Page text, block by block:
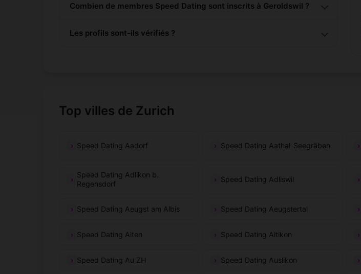
Combien de membres Speed Dating sont inscrits à Geroldswil ?
Les profils sont-ils vérifiés ?
Top villes de Zurich
Speed Dating Aadorf Speed Dating Aathal-Seegräben
Speed Dating Adlikon b.
Regensdorf
Speed Dating Adliswil
Speed Dating Aeugst am Albis Speed Dating Aeugstertal
Speed Dating Alten Speed Dating Altikon
Speed Dating Au ZH Speed Dating Auslikon